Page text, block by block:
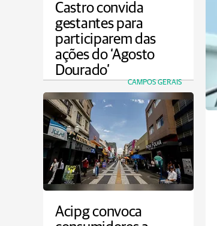
Castro convida
gestantes para
participarem das
ações do ‘Agosto
Dourado’
CAMPOS GERAIS
Acipg convoca